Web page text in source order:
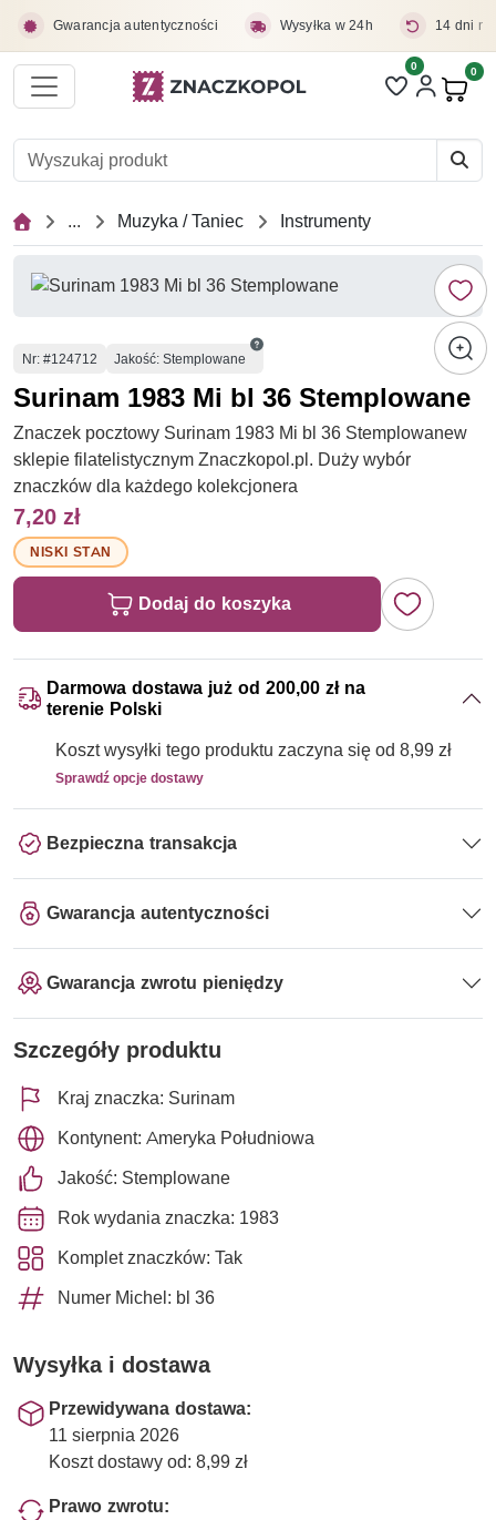
Gwarancja autentyczności Wysyłka w 24h 14 dni
Liczba pozycji
0 0
... Muzyka / Taniec Instrumenty
Numer
Nr: #124712 Jakość: Stemplowane
Surinam 1983 Mi bl 36 Stemplowane
Znaczek pocztowy Surinam 1983 Mi bl 36 Stemplowanew
sklepie filatelistycznym Znaczkopol.pl. Duży wybór
znaczków dla każdego kolekcjonera
7,20 zł
NISKI STAN
Dodaj do koszyka
Darmowa dostawa już od 200,00 zł na
terenie Polski
Koszt wysyłki tego produktu zaczyna się od 8,99 zł
Sprawdź opcje dostawy
Bezpieczna transakcja
Gwarancja autentyczności
Gwarancja zwrotu pieniędzy
Szczegóły produktu
Kraj znaczka: Surinam
Kontynent: Ameryka Południowa
Jakość: Stemplowane
Rok wydania znaczka: 1983
Komplet znaczków: Tak
Numer Michel: bl 36
Wysyłka i dostawa
Przewidywana dostawa:
11 sierpnia 2026
Koszt dostawy od: 8,99 zł
Prawo zwrotu: